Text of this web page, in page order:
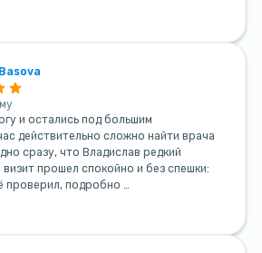
и остались под большим
действительно сложно найти врача
сразу, что Владислав редкий
прошел спокойно и без спешки:
проверил, подробно …